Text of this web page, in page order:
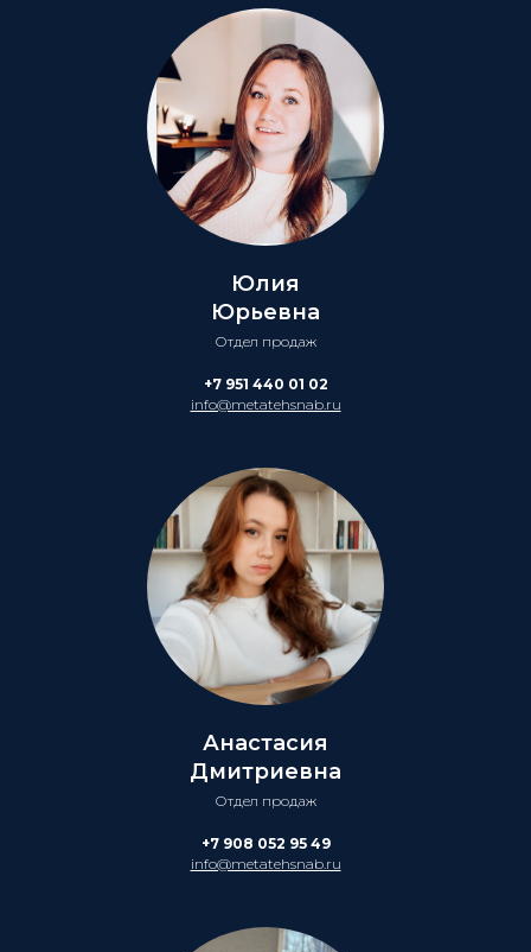
Юлия
Юрьевна
Отдел продаж
+7 951 440 01 02
info@metatehsnab.ru
Анастасия
Дмитриевна
Отдел продаж
+7 908 052 95 49
info@metatehsnab.ru